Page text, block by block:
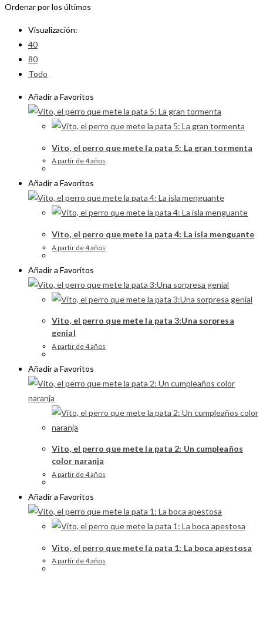
Ordenar por los últimos
Visualización:
40
80
Todo
Añadir a Favoritos
Vito, el perro que mete la pata 5: La gran tormenta
A partir de 4 años
Añadir a Favoritos
Vito, el perro que mete la pata 4: La isla menguante
A partir de 4 años
Añadir a Favoritos
Vito, el perro que mete la pata 3:Una sorpresa
genial
A partir de 4 años
Añadir a Favoritos
Vito, el perro que mete la pata 2: Un cumpleaños
color naranja
A partir de 4 años
Añadir a Favoritos
Vito, el perro que mete la pata 1: La boca apestosa
A partir de 4 años